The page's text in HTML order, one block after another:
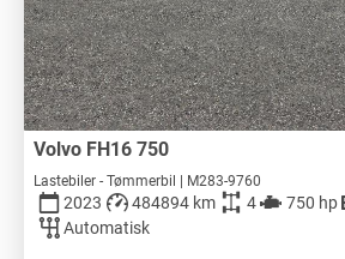
Volvo FH16 750
Lastebiler - Tømmerbil | M283-9760
2023 484894 km 4 750 hp
Automatisk